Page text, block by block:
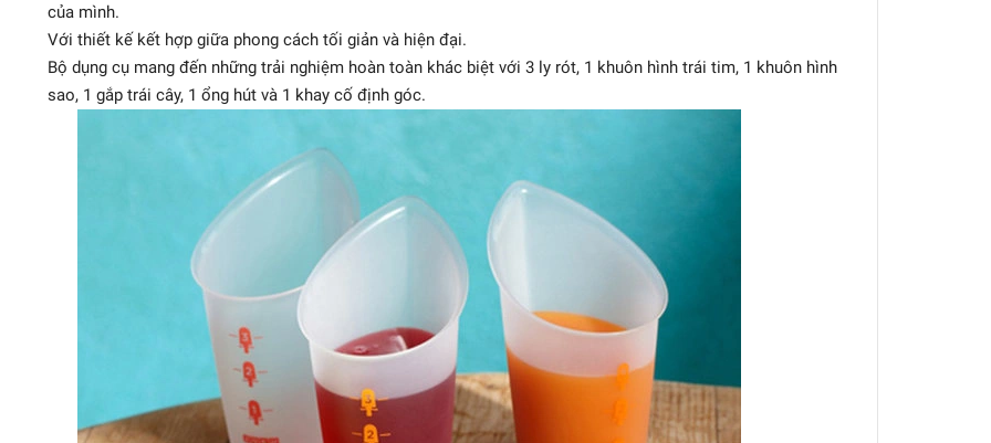
của mình.
Với thiết kế kết hợp giữa phong cách tối giản và hiện đại.
Bộ dụng cụ mang đến những trải nghiệm hoàn toàn khác biệt với 3 ly rót, 1 khuôn hình trái tim, 1 khuôn hình
sao, 1 gắp trái cây, 1 ổng hút và 1 khay cố định góc.